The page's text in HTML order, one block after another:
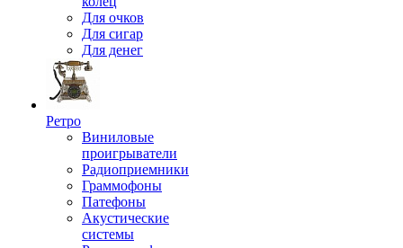
Для очков
Для сигар
Для денег
Ретро
Виниловые
проигрыватели
Радиоприемники
Граммофоны
Патефоны
Акустические
системы